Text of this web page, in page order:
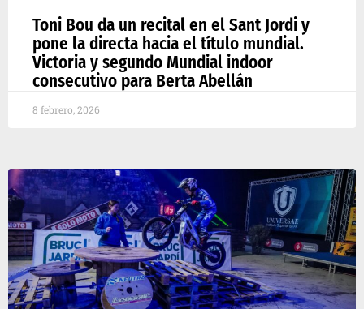
Toni Bou da un recital en el Sant Jordi y
pone la directa hacia el título mundial.
Victoria y segundo Mundial indoor
consecutivo para Berta Abellán
8 febrero, 2026